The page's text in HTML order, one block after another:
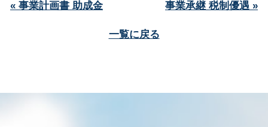
« 事業計画書 助成金 事業承継 税制優遇 »
一覧に戻る